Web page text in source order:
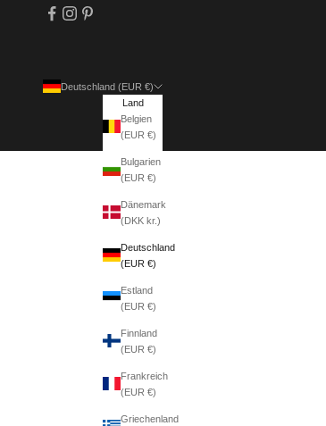
Deutschland (EUR €)
Land
Belgien
(EUR €)
Bulgarien
(EUR €)
Dänemark
(DKK kr.)
Deutschland
(EUR €)
Estland
(EUR €)
Finnland
(EUR €)
Frankreich
(EUR €)
Griechenland